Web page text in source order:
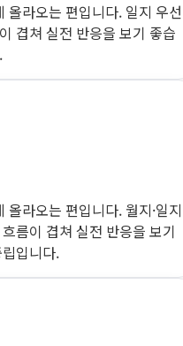
라오는 편입니다. 일지 우선
겹쳐 실전 반응을 보기 좋습
라오는 편입니다. 월지·일지
름이 겹쳐 실전 반응을 보기
입니다.